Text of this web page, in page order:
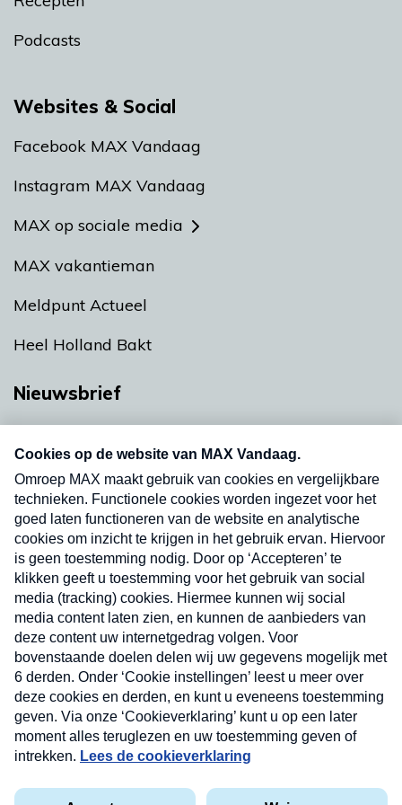
Podcasts
Websites & Social
Facebook MAX Vandaag
Instagram MAX Vandaag
MAX op sociale media
MAX vakantieman
Meldpunt Actueel
Heel Holland Bakt
Nieuwsbrief
nieuwsbrief. Elke vrijdag- en dinsdagochtend in
uw mailbox.
Verzend
Privacyverklaring
Cookieverklaring
Nieuwsbrief
Neem hier een gratis abonnement op onze
nieuwsbrief. Elke vrijdag- en dinsdagochtend in uw